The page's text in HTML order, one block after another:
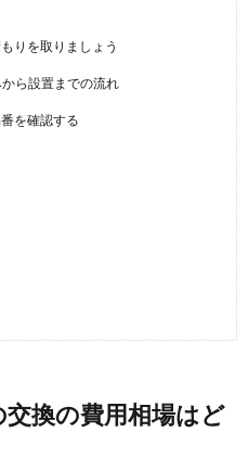
りを取りましょう
ら設置までの流れ
を確認する
換の費用相場はど